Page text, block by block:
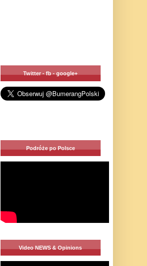
Twitter - fb - google+
Podróże po Polsce
Video NEWS & Opinions